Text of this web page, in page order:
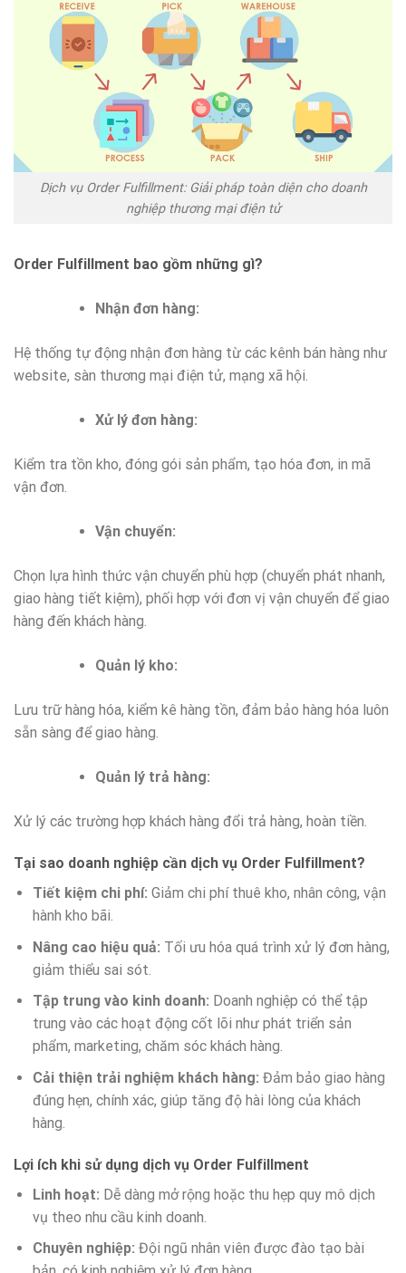
Dịch vụ Order Fulfillment: Giải pháp toàn diện cho doanh
nghiệp thương mại điện tử
Order Fulfillment bao gồm những gì?
Nhận đơn hàng:
Hệ thống tự động nhận đơn hàng từ các kênh bán hàng như
website, sàn thương mại điện tử, mạng xã hội.
Xử lý đơn hàng:
Kiểm tra tồn kho, đóng gói sản phẩm, tạo hóa đơn, in mã
vận đơn.
Vận chuyển:
Chọn lựa hình thức vận chuyển phù hợp (chuyển phát nhanh,
giao hàng tiết kiệm), phối hợp với đơn vị vận chuyển để giao
hàng đến khách hàng.
Quản lý kho:
Lưu trữ hàng hóa, kiểm kê hàng tồn, đảm bảo hàng hóa luôn
sẵn sàng để giao hàng.
Quản lý trả hàng:
Xử lý các trường hợp khách hàng đổi trả hàng, hoàn tiền.
Tại sao doanh nghiệp cần dịch vụ Order Fulfillment?
Tiết kiệm chi phí: Giảm chi phí thuê kho, nhân công, vận
hành kho bãi.
Nâng cao hiệu quả: Tối ưu hóa quá trình xử lý đơn hàng,
giảm thiểu sai sót.
Tập trung vào kinh doanh: Doanh nghiệp có thể tập
trung vào các hoạt động cốt lõi như phát triển sản
phẩm, marketing, chăm sóc khách hàng.
Cải thiện trải nghiệm khách hàng: Đảm bảo giao hàng
đúng hẹn, chính xác, giúp tăng độ hài lòng của khách
hàng.
Lợi ích khi sử dụng dịch vụ Order Fulfillment
Linh hoạt: Dễ dàng mở rộng hoặc thu hẹp quy mô dịch
vụ theo nhu cầu kinh doanh.
Chuyên nghiệp: Đội ngũ nhân viên được đào tạo bài